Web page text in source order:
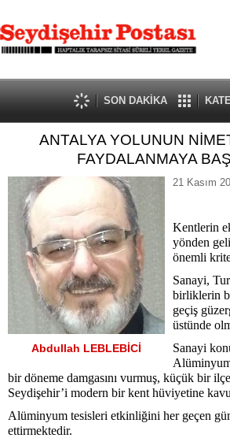
SON DAKİKA
ANTALYA YOLUNUN
FAYDALANMAYA
Abdullah LEBLEBİCİ
21 Kasım
Kentlerin
yönden
önemli
Sanayi,
birliklerin
geçiş
üstünde
Sanayi
bir döneme damgasını vurmuş, küçük bir
Seydişehir’i modern bir kent hüviyetine
Alüminyum tesisleri etkinliğini her geçen
ettirmektedir.